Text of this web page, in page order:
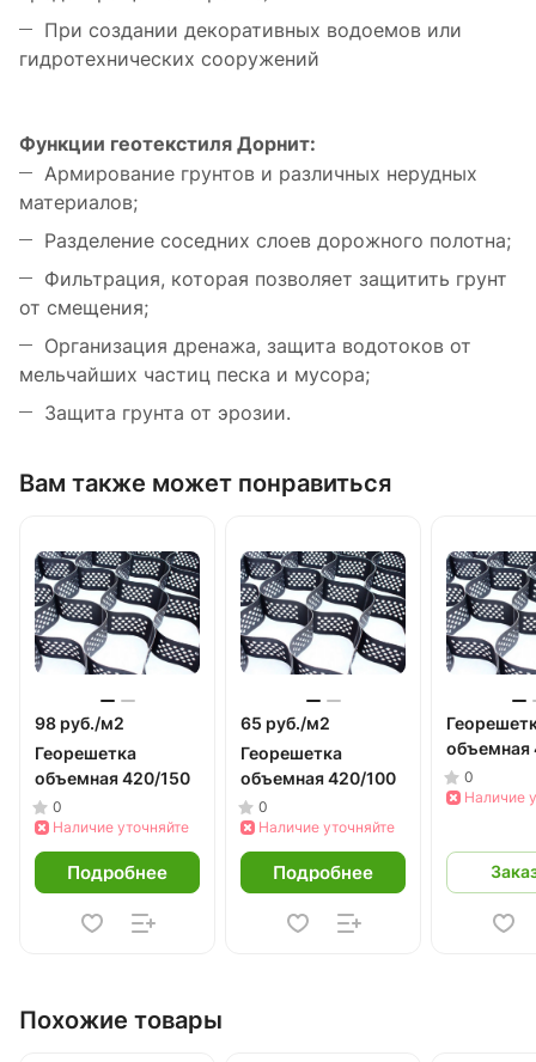
При создании декоративных водоемов или
гидротехнических сооружений
Функции геотекстиля Дорнит:
Армирование грунтов и различных нерудных
материалов;
Разделение соседних слоев дорожного полотна;
Фильтрация, которая позволяет защитить грунт
от смещения;
Организация дренажа, защита водотоков от
мельчайших частиц песка и мусора;
Защита грунта от эрозии.
Вам также может понравиться
98 руб./м2
Георешетка
объемная 420/150
0
Наличие уточняйте
Подробнее
65 руб./м2
Георешетка
объемная 420/100
0
Наличие уточняйте
Подробнее
объемная
0
Наличие
Похожие товары